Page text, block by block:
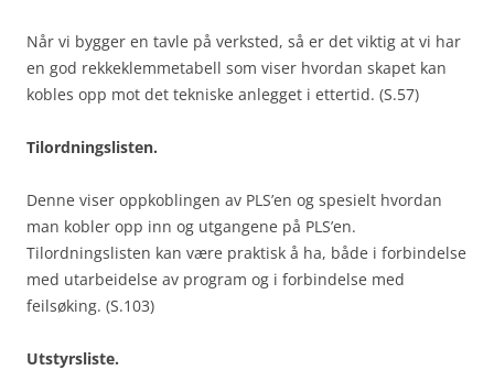
Når vi bygger en tavle på verksted, så er det viktig at vi har
en god rekkeklemmetabell som viser hvordan skapet kan
kobles opp mot det tekniske anlegget i ettertid. (S.57)
Tilordningslisten.
Denne viser oppkoblingen av PLS’en og spesielt hvordan
man kobler opp inn og utgangene på PLS’en.
Tilordningslisten kan være praktisk å ha, både i forbindelse
med utarbeidelse av program og i forbindelse med
feilsøking. (S.103)
Utstyrsliste.